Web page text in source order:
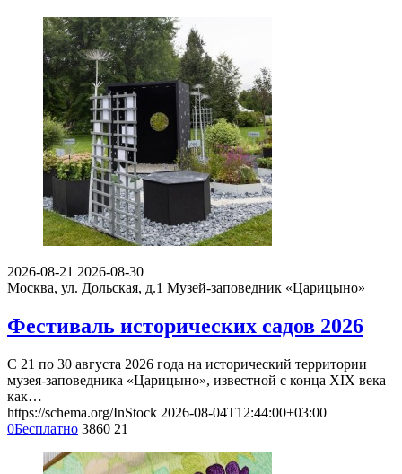
2026-08-21 2026-08-30
Москва, ул. Дольская, д.1 Музей-заповедник «Царицыно»
Фестиваль исторических садов 2026
С 21 по 30 августа 2026 года на исторический территории
музея-заповедника «Царицыно», известной с конца XIX века
как…
https://schema.org/InStock 2026-08-04T12:44:00+03:00
0Бесплатно 3860 21